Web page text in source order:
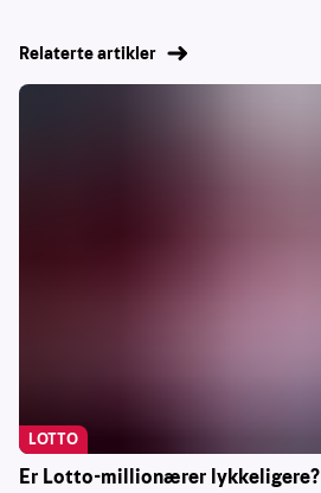
Relaterte artikler
Er Lotto-millionærer lykkeligere?
LOTTO